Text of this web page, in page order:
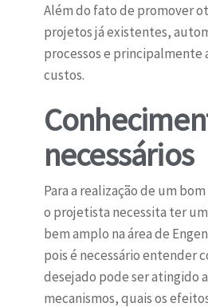
Além do fato de promover
projetos já existentes,
processos e principalmente
custos.
necessários
Para a realização de um
o projetista necessita ter
bem amplo na área de
pois é necessário entender
desejado pode ser atingido
mecanismos, quais os